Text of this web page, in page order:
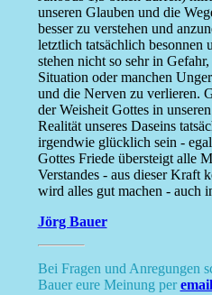
unseren Glauben und die
besser zu verstehen und
letztlich tatsächlich besonnen
stehen nicht so sehr in
Situation oder manchen
und die Nerven zu verlieren.
der Weisheit Gottes in
Realität unseres Daseins
irgendwie glücklich sein -
Gottes Friede übersteigt alle
Verstandes - aus dieser Kraft
wird alles gut machen - auch
Jörg Bauer
Bei Fragen und Anregungen
Bauer eure Meinung peremail